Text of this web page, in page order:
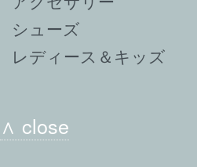
シューズ
レディース＆キッズ
∧ close